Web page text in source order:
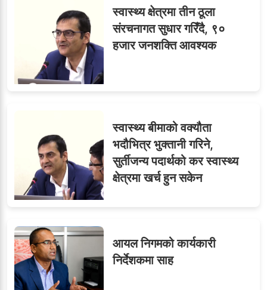
घुससहित पक्राउ
स्वास्थ्य क्षेत्रमा तीन ठूला
संरचनागत सुधार गरिँदै, ९०
हजार जनशक्ति आवश्यक
स्वास्थ्य बीमाको वक्यौता
भदौभित्र भुक्तानी गरिने,
सुर्तीजन्य पदार्थको कर स्वास्थ्य
क्षेत्रमा खर्च हुन सकेन
आयल निगमको कार्यकारी
निर्देशकमा साह